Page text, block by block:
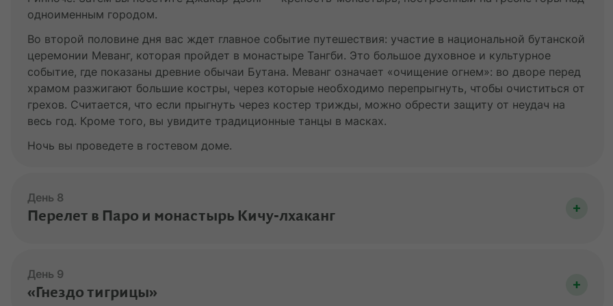
одноименным городом.
Во второй половине дня вас ждет главное событие путешествия: участие в национальной бутанской
церемонии Меванг, которая пройдет в монастыре Тангби. Это большое духовное и культурное
событие, где показаны древние обычаи Бутана. Меванг означает «очищение огнем»: во дворе перед
храмом разжигают большие костры, через которые необходимо перепрыгнуть, чтобы очиститься от
грехов. Считается, что если прыгнуть через костер трижды, можно обрести защиту от неудач на
весь год. Кроме того, вы увидите традиционные танцы в масках.
Ночь вы проведете в гостевом доме.
День 8
Перелет в Паро и монастырь Кичу-лхаканг
буддизм распространился на территории Тибета и Гималаев. По легенде, Сонгцен Гампо с помощью
Кичу изгнал людоеда, поселившегося в Гималаях.
День 9
«Гнездо тигрицы»